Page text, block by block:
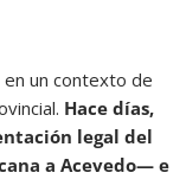
un contexto de
Hace días,
legal del
a Acevedo— e